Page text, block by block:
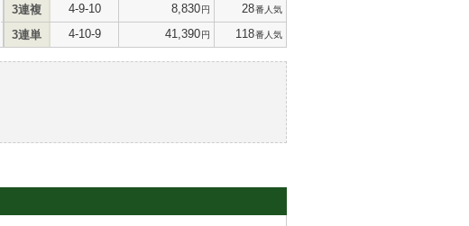
3連複 4-9-10 8,830円 28番人気
3連単 4-10-9 41,390円 118番人気